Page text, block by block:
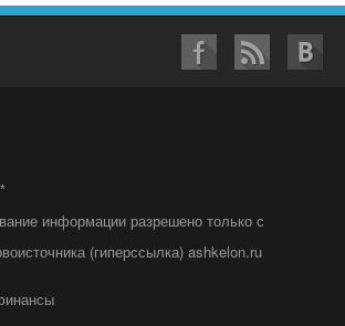
הצהרת הנגישות*
информации разрешено только с
(гиперссылка) ashkelon.ru